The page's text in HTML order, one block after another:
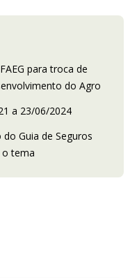
para troca de
do Agro
a 23/06/2024
Guia de Seguros
o tema